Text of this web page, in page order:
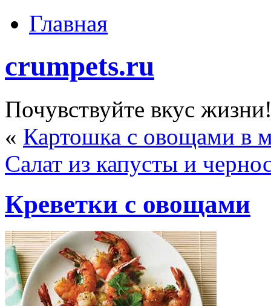
Главная
crumpets.ru
Почувствуйте вкус
« Картошка с овощами в
Салат из капусты и
Креветки с овощами